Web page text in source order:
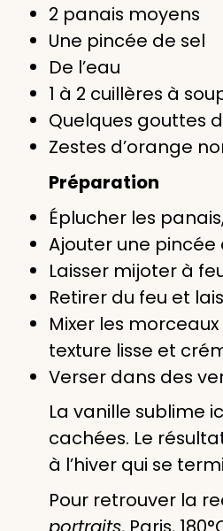
2 panais moyens
Une pincée de sel
De l’eau
1 à 2 cuillères à
Quelques gouttes
Zestes d’orange
Préparation
Éplucher les
Ajouter une pincée
Laisser mijoter à
Retirer du feu et
Mixer les
texture lisse et
Verser dans des
La vanille sublime
cachées. Le
à l’hiver qui se
Pour retrouver la